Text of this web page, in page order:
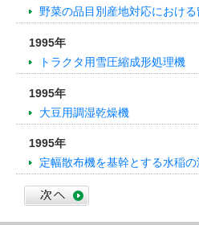
野菜の品目別産地対応における
1995年
トラクタ用雪圧縮成形処理機
1995年
大豆用調湿乾燥機
1995年
定幅散布機を基幹とする水稲